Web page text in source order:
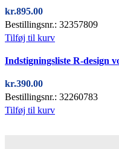
kr.895.00
Bestillingsnr.: 32357809
Tilføj til kurv
Indstigningsliste R-design
kr.390.00
Bestillingsnr.: 32260783
Tilføj til kurv